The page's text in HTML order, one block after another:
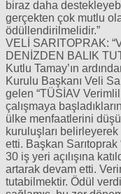
biraz daha
gerçekten çok mutlu
ödüllendirilmelidir.”
VELİ SARITOPRAK:
DENİZDEN BALIK
Kutlu Tamay’ın
Kurulu Başkanı Veli
gelen “TÜSİAV
çalışmaya
ülke menfaatlerini
kuruluşları
etti. Başkan
30 iş yeri açılışına
artarak devam etti.
tutabilmektir. Ödül